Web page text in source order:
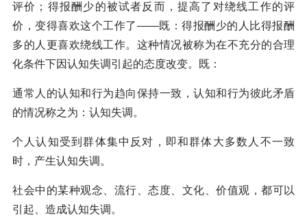
评价；得报酬少的被试者反而，提高了对绕线工作的评
价，变得喜欢这个工作了——既：得报酬少的人比得报酬
多的人更喜欢绕线工作。这种情况被称为在不充分的合理
化条件下因认知失调引起的态度改变。既：
通常人的认知和行为趋向保持一致，认知和行为彼此矛盾
的情况称之为：认知失调。
个人认知受到群体集中反对，即和群体大多数人不一致
时，产生认知失调。
社会中的某种观念、流行、态度、文化、价值观，都可以
引起、造成认知失调。